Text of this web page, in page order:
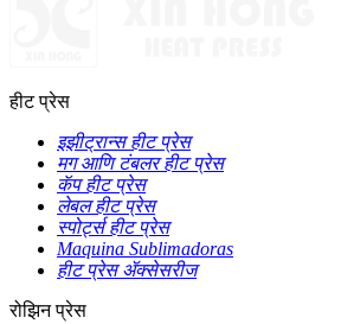
हीट प्रेस
इझीट्रान्स हीट प्रेस
मग आणि टंबलर हीट प्रेस
कॅप हीट प्रेस
लेबल हीट प्रेस
स्पोर्ट्स हीट प्रेस
Maquina Sublimadoras
हीट प्रेस ॲक्सेसरीज
रोझिन प्रेस